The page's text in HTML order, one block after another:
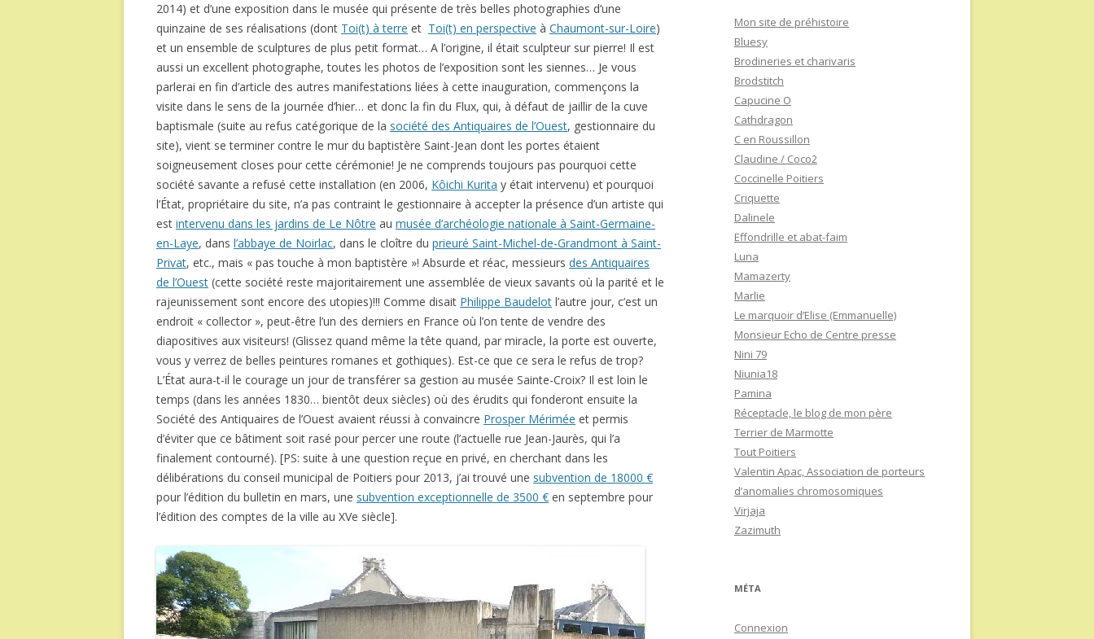
2014) et d’une exposition dans le musée qui présente de très belles photographies d’une
quinzaine de ses réalisations (dont Toi(t) à terre et Toi(t) en perspective à Chaumont-sur-Loire)
et un ensemble de sculptures de plus petit format… A l’origine, il était sculpteur sur pierre! Il est
aussi un excellent photographe, toutes les photos de l’exposition sont les siennes… Je vous
parlerai en fin d’article des autres manifestations liées à cette inauguration, commençons la
visite dans le sens de la journée d’hier… et donc la fin du Flux, qui, à défaut de jaillir de la cuve
baptismale (suite au refus catégorique de la société des Antiquaires de l’Ouest, gestionnaire du
site), vient se terminer contre le mur du baptistère Saint-Jean dont les portes étaient
soigneusement closes pour cette cérémonie! Je ne comprends toujours pas pourquoi cette
société savante a refusé cette installation (en 2006, Kôichi Kurita y était intervenu) et pourquoi
l’État, propriétaire du site, n’a pas contraint le gestionnaire à accepter la présence d’un artiste qui
est intervenu dans les jardins de Le Nôtre au musée d’archéologie nationale à Saint-Germaine-
en-Laye, dans l’abbaye de Noirlac, dans le cloître du prieuré Saint-Michel-de-Grandmont à Saint-
Privat, etc., mais « pas touche à mon baptistère »! Absurde et réac, messieurs des Antiquaires
de l’Ouest (cette société reste majoritairement une assemblée de vieux savants où la parité et le
rajeunissement sont encore des utopies)!!! Comme disait Philippe Baudelot l’autre jour, c’est un
endroit « collector », peut-être l’un des derniers en France où l’on tente de vendre des
diapositives aux visiteurs! (Glissez quand même la tête quand, par miracle, la porte est ouverte,
vous y verrez de belles peintures romanes et gothiques). Est-ce que ce sera le refus de trop?
L’État aura-t-il le courage un jour de transférer sa gestion au musée Sainte-Croix? Il est loin le
temps (dans les années 1830… bientôt deux siècles) où des érudits qui fonderont ensuite la
Société des Antiquaires de l’Ouest avaient réussi à convaincre Prosper Mérimée et permis
d’éviter que ce bâtiment soit rasé pour percer une route (l’actuelle rue Jean-Jaurès, qui l’a
finalement contourné). [PS: suite à une question reçue en privé, en cherchant dans les
délibérations du conseil municipal de Poitiers pour 2013, j’ai trouvé une subvention de 18000 €
pour l’édition du bulletin en mars, une subvention exceptionnelle de 3500 € en septembre pour
l’édition des comptes de la ville au XVe siècle].
Mon site de préhistoire
Bluesy
Brodineries et charivaris
Brodstitch
Capucine O
Cathdragon
C en Roussillon
Claudine / Coco2
Coccinelle Poitiers
Criquette
Dalinele
Effondrille et abat-faim
Luna
Mamazerty
Marlie
Le marquoir d’Elise (Emmanuelle)
Monsieur Echo de Centre presse
Nini 79
Niunia18
Pamina
Réceptacle, le blog de mon père
Terrier de Marmotte
Tout Poitiers
Valentin Apac, Association de porteurs
d’anomalies chromosomiques
Virjaja
Zazimuth
MÉTA
Connexion